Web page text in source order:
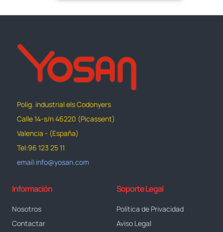
Polig. industrial els Codonyers
Calle 14-s/n 46220 (Picassent)
Valencia - (España)
Tel:96 123 25 11
email:info@yosan.com
Información
Nosotros
Contactar
Soporte Legal
Política de Privacidad
Aviso Legal